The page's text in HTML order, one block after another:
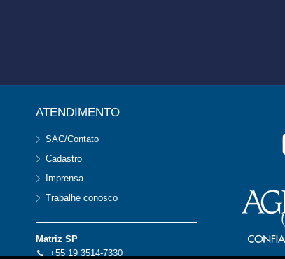
ATENDIMENTO
SAC/Contato
Cadastro
Imprensa
Trabalhe conosco
Matriz SP
+55 19 3514-7330